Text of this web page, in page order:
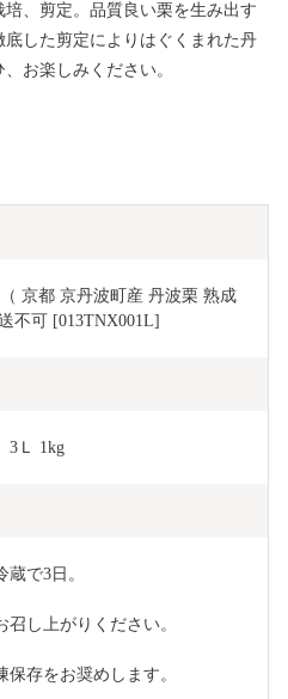
、剪定。品質良い栗を生み出す
した剪定によりはぐくまれた丹
お楽しみください。
京都 京丹波町産 丹波栗 熟成
不可 [013TNX001L]
3Ｌ 1kg
で3日。
し上がりください。
存をお奨めします。